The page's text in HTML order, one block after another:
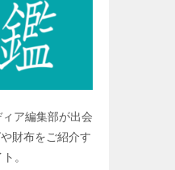
ア編集部が出会
財布をご紹介す
。